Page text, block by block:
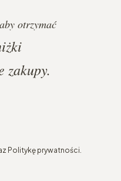
otrzymać
zakupy.
Politykę prywatności.